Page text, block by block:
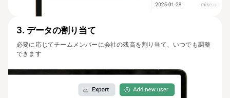
3. データの割り当て
必要に応じてチームメンバーに会社の残高を割り当て、いつでも調整
できます